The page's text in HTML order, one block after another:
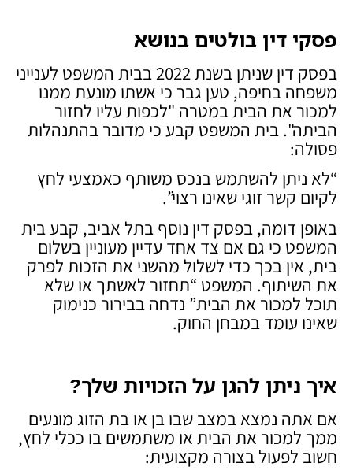
פסקי דין בולטים בנושא
בפסק דין שניתן בשנת 2022 בבית המשפט לענייני
משפחה בחיפה, טען גבר כי אשתו מונעת ממנו
למכור את הבית במטרה "לכפות עליו לחזור
הביתה". בית המשפט קבע כי מדובר בהתנהלות
פסולה:
“לא ניתן להשתמש בנכס משותף כאמצעי לחץ
לקיום קשר זוגי שאינו רצוי”.
באופן דומה, בפסק דין נוסף בתל אביב, קבע בית
המשפט כי גם אם צד אחד עדיין מעוניין בשלום
בית, אין בכך כדי לשלול מהשני את הזכות לפרק
את השיתוף. המשפט “תחזור לאשתך או שלא
תוכל למכור את הבית” נדחה בבירור כנימוק
שאינו עומד במבחן החוק.
איך ניתן להגן על הזכויות שלך?
אם אתה נמצא במצב שבו בן או בת הזוג מונעים
ממך למכור את הבית או משתמשים בו ככלי לחץ,
חשוב לפעול בצורה מקצועית: